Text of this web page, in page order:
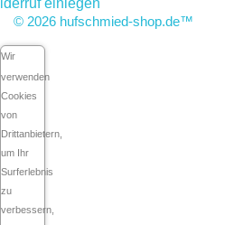
einlegen
© 2026 hufschmied-shop.de™
Wir
verwenden
Cookies
von
Drittanbietern,
um Ihr
Surferlebnis
zu
verbessern,